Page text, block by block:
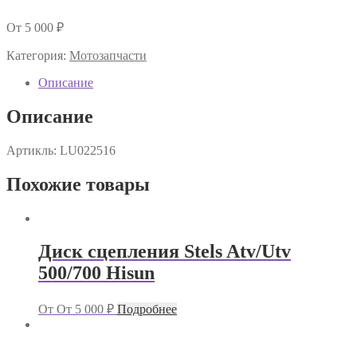
От 5 000 ₽
Категория: Мотозапчасти
Описание
Описание
Артикль: LU022516
Похожие товары
Диск сцепления Stels Atv/Utv
500/700 Hisun
От От 5 000 ₽ Подробнее